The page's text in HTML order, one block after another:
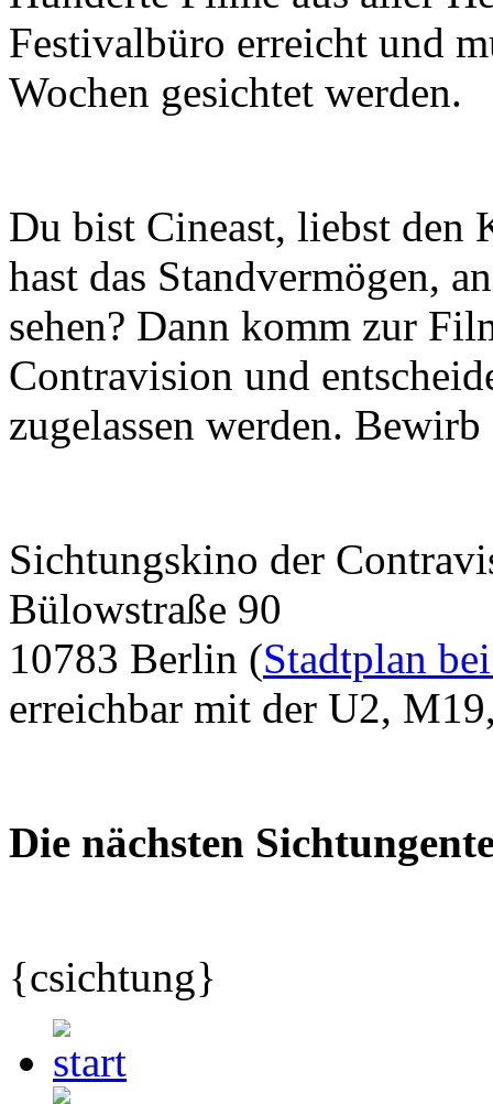
Festivalbüro erreicht und
Wochen gesichtet werden.
Du bist Cineast, liebst den
hast das Standvermögen,
sehen? Dann komm zur
Contravision und
zugelassen werden.
Sichtungskino der
Bülowstraße 90
10783 Berlin (Stadtplan
erreichbar mit der U2,
Die nächsten
{csichtung}